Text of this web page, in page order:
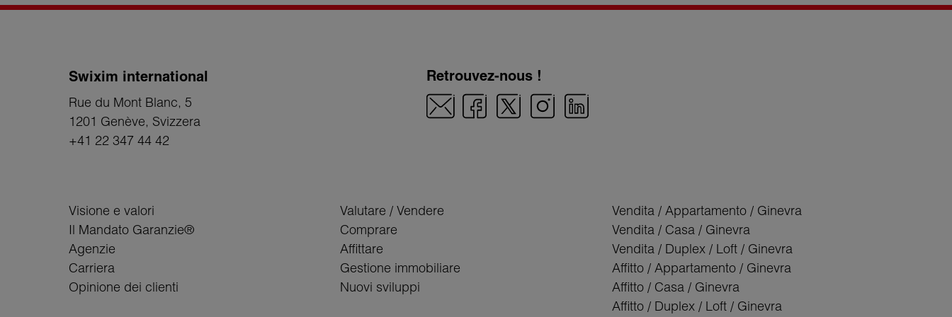
...e molto altro ancora.
il processo di ricerca del vostro immobile. Perché diamo anche maggiore visibilità
alla vostra casa sui portali immobiliari. Lavoriamo insieme a un piano di marketing
offline e online che raggiunga il vostro obiettivo, che si tratti di vendita, affitto o
acquisto.
•Portafoglio clienti
: abbiamo oltre 50.000 potenziali clienti in tutto il mondo alla
ricerca di nuove proprietà (in vendita, in affitto o in acquisto).
•Impegno verso il cliente
: la soddisfazione del cliente è la nostra priorità assoluta
Swixim international
Rue du Mont Blanc, 5
1201 Genève, Svizzera
+41 22 347 44 42
Retrouvez-nous !
Visione e valori
Il Mandato Garanzie®
Agenzie
Carriera
Opinione dei clienti
Valutare / Vendere
Comprare
Affittare
Gestione immobiliare
Nuovi sviluppi
Vendita / Appartamento / Ginevra
Vendita / Casa / Ginevra
Vendita / Duplex / Loft / Ginevra
Affitto / Appartamento / Ginevra
Affitto / Casa / Ginevra
Affitto / Duplex / Loft / Ginevra